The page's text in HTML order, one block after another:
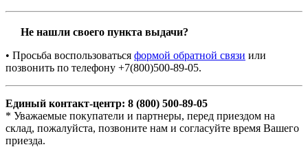
Не нашли своего пункта выдачи?
• Просьба воспользоваться формой обратной связи или
позвонить по телефону +7(800)500-89-05.
Единый контакт-центр: 8 (800) 500-89-05
* Уважаемые покупатели и партнеры, перед приездом на
склад, пожалуйста, позвоните нам и согласуйте время Вашего
приезда.